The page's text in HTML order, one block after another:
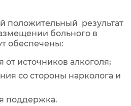
положительный результат
больного в
обеспечены:
от источников алкоголя;
со стороны нарколога и
поддержка.